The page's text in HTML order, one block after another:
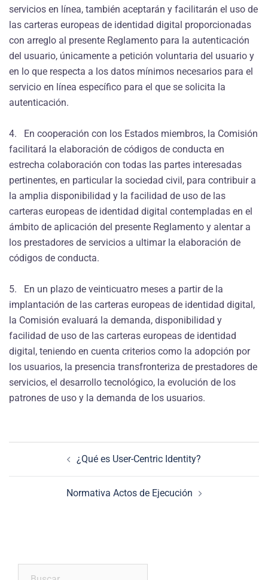
servicios en línea, también aceptarán y facilitarán el uso de
las carteras europeas de identidad digital proporcionadas
con arreglo al presente Reglamento para la autenticación
del usuario, únicamente a petición voluntaria del usuario y
en lo que respecta a los datos mínimos necesarios para el
servicio en línea específico para el que se solicita la
autenticación.
4. En cooperación con los Estados miembros, la Comisión
facilitará la elaboración de códigos de conducta en
estrecha colaboración con todas las partes interesadas
pertinentes, en particular la sociedad civil, para contribuir a
la amplia disponibilidad y la facilidad de uso de las
carteras europeas de identidad digital contempladas en el
ámbito de aplicación del presente Reglamento y alentar a
los prestadores de servicios a ultimar la elaboración de
códigos de conducta.
5. En un plazo de veinticuatro meses a partir de la
implantación de las carteras europeas de identidad digital,
la Comisión evaluará la demanda, disponibilidad y
facilidad de uso de las carteras europeas de identidad
digital, teniendo en cuenta criterios como la adopción por
los usuarios, la presencia transfronteriza de prestadores de
servicios, el desarrollo tecnológico, la evolución de los
patrones de uso y la demanda de los usuarios.
Navegación
entradas
¿Qué es User-Centric Identity?
Normativa Actos de Ejecución